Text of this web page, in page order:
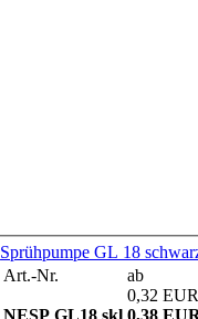
Sprühpumpe GL 18
Art.-Nr.
ab
0,32 EUR